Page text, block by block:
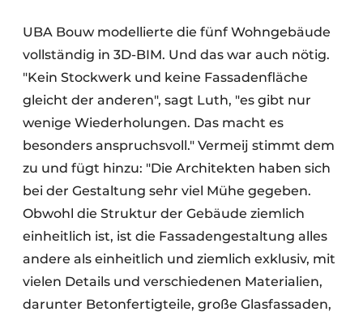
UBA Bouw modellierte die fünf Wohngebäude
vollständig in 3D-BIM. Und das war auch nötig.
"Kein Stockwerk und keine Fassadenfläche
gleicht der anderen", sagt Luth, "es gibt nur
wenige Wiederholungen. Das macht es
besonders anspruchsvoll." Vermeij stimmt dem
zu und fügt hinzu: "Die Architekten haben sich
bei der Gestaltung sehr viel Mühe gegeben.
Obwohl die Struktur der Gebäude ziemlich
einheitlich ist, ist die Fassadengestaltung alles
andere als einheitlich und ziemlich exklusiv, mit
vielen Details und verschiedenen Materialien,
darunter Betonfertigteile, große Glasfassaden,